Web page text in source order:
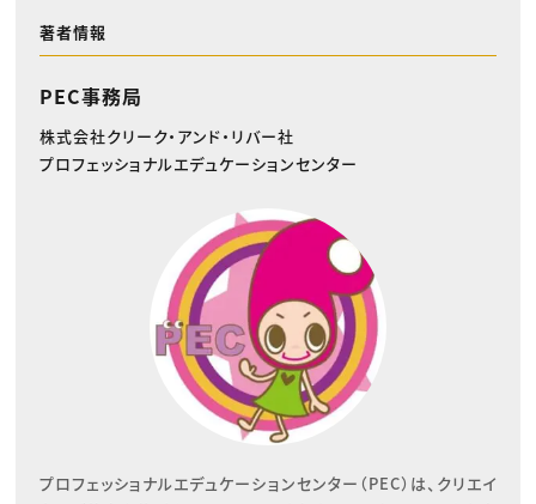
著者情報
PEC事務局
株式会社クリーク・アンド・リバー社
プロフェッショナルエデュケーションセンター
プロフェッショナルエデュケーションセンター（PEC）は、クリエイ